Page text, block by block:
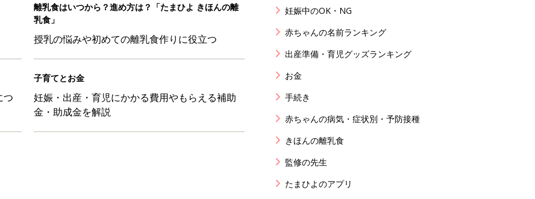
離乳食はいつから？進め方は？「たまひよ きほんの離
乳食」
授乳の悩みや初めての離乳食作りに役立つ
つ
子育てとお金
妊娠・出産・育児にかかる費用やもらえる補助
金・助成金を解説
妊娠中のOK・NG
赤ちゃんの名前ランキング
出産準備・育児グッズランキング
お金
手続き
赤ちゃんの病気・症状別・予防接種
きほんの離乳食
監修の先生
たまひよのアプリ